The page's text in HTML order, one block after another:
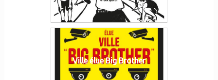
Ville élue Big Brother